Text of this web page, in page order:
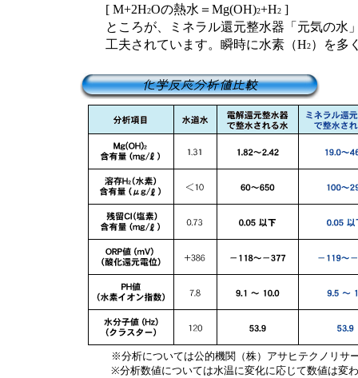
[ M+2H2Oの熱水＝Mg(OH)2+H2 ]
ところが、ミネラル還元整水器「元気の水
工夫されています。瞬時に水素（H2）を多
※分析については公的機関（株）アサヒテクノリサー
※分析数値については水温に変化に応じて数値は変わ